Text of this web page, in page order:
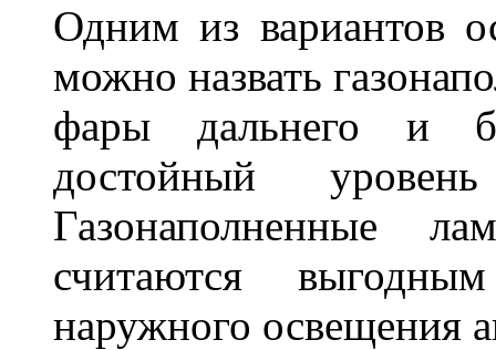
Одним из вариантов
можно назвать
фары дальнего и
достойный
Газонаполненные
считаются
наружного освещения